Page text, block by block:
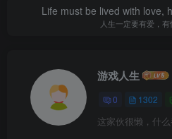
Life must be lived with love,
人生一定要有爱，
游戏人生
0 1302
这家伙很懒，什